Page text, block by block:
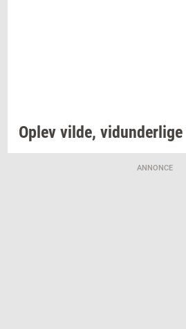
Oplev vilde, vi­dun­der­li­ge
ANNONCE